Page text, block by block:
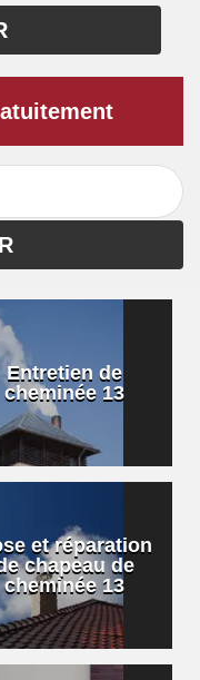
Entretien de
cheminée 13
et réparation
chapeau de
cheminée 13